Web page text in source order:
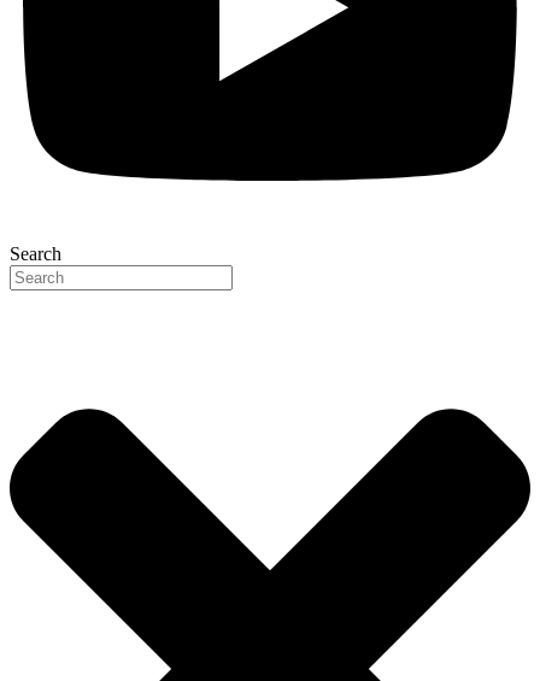
Search